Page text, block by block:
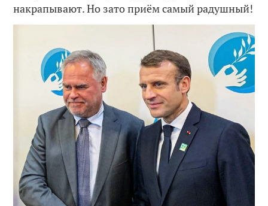
накрапывают. Но зато приём самый радушный!